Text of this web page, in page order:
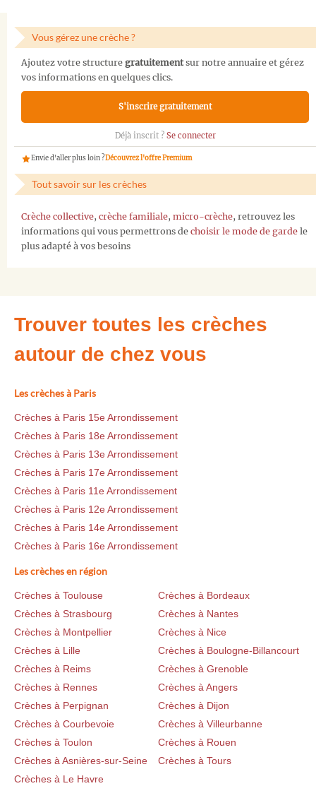
Vous gérez une crèche ?
Ajoutez votre structure gratuitementsur notre annuaire et gérez
vos informations en quelques clics.
S'inscrire gratuitement
Déjà inscrit ? Se connecter
Envie d'aller plus loin ?Découvrez l'offre Premium
Tout savoir sur les crèches
Crèche collective, crèche familiale, micro-crèche, retrouvez les
informations qui vous permettrons de choisir le mode de garde le
plus adapté à vos besoins
Trouver toutes les crèches
autour de chez vous
Les crèches à Paris
Crèches à Paris 15e Arrondissement
Crèches à Paris 18e Arrondissement
Crèches à Paris 13e Arrondissement
Crèches à Paris 17e Arrondissement
Crèches à Paris 11e Arrondissement
Crèches à Paris 12e Arrondissement
Crèches à Paris 14e Arrondissement
Crèches à Paris 16e Arrondissement
Les crèches en région
Crèches à Toulouse
Crèches à Bordeaux
Crèches à Strasbourg
Crèches à Nantes
Crèches à Montpellier
Crèches à Nice
Crèches à Lille
Crèches à Boulogne-Billancourt
Crèches à Reims
Crèches à Grenoble
Crèches à Rennes
Crèches à Angers
Crèches à Perpignan
Crèches à Dijon
Crèches à Courbevoie
Crèches à Villeurbanne
Crèches à Toulon
Crèches à Rouen
Crèches à Asnières-sur-Seine
Crèches à Tours
Crèches à Le Havre